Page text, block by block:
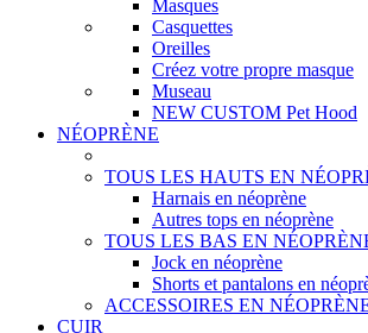
Masques
Casquettes
Oreilles
Créez votre propre masque
Museau
NEW CUSTOM Pet Hood
NÉOPRÈNE
TOUS LES HAUTS EN
Harnais en néoprène
Autres tops en néoprène
TOUS LES BAS EN
Jock en néoprène
Shorts et pantalons en
ACCESSOIRES EN
CUIR